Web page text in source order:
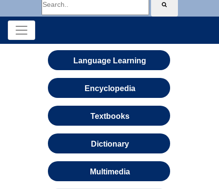
Language Learning
Encyclopedia
Textbooks
Dictionary
Multimedia